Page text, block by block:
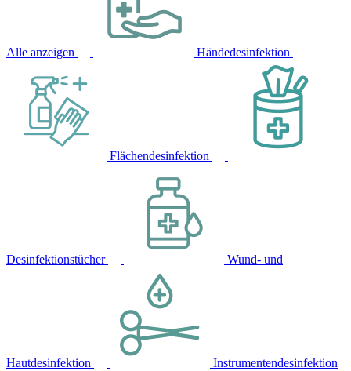
Alle anzeigen Händedesinfektion
Flächendesinfektion
Desinfektionstücher Wund- und
Hautdesinfektion Instrumentendesinfektion